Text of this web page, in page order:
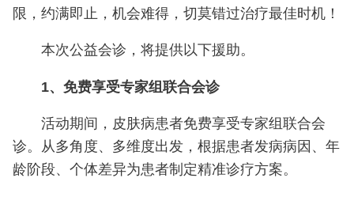
限，约满即止，机会难得，切莫错过治疗最佳时机！
本次公益会诊，将提供以下援助。
1、免费享受专家组联合会诊
活动期间，皮肤病患者免费享受专家组联合会
诊。从多角度、多维度出发，根据患者发病病因、年
龄阶段、个体差异为患者制定精准诊疗方案。